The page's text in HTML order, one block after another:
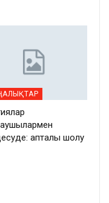
апталық шолу